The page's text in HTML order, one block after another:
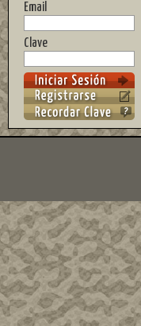
Email
Clave